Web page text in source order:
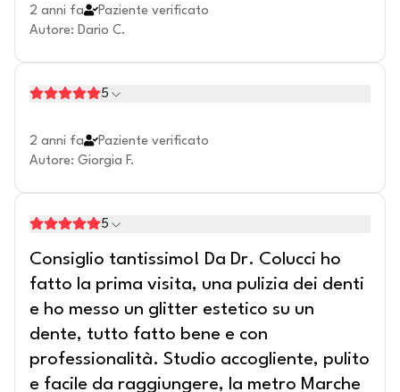
2 anni fa
Paziente verificato
Autore: Dario C.
5
2 anni fa
Paziente verificato
Autore: Giorgia F.
5
Consiglio tantissimo! Da Dr. Colucci ho
fatto la prima visita, una pulizia dei denti
e ho messo un glitter estetico su un
dente, tutto fatto bene e con
professionalità. Studio accogliente, pulito
e facile da raggiungere, la metro Marche